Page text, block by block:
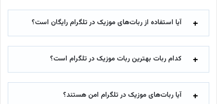
آیا استفاده از ربات‌های موزیک در تلگرام رایگان است؟
کدام ربات بهترین ربات موزیک در تلگرام است؟
آیا ربات‌های موزیک در تلگرام امن هستند؟